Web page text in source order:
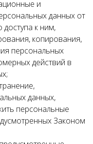
и
данных от
к ним,
копирования,
персональных
действий в
данных,
персональные
Законом